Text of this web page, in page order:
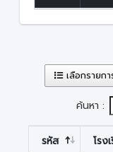
เลือกรายกา
ค้นหา :
รหัส โรง